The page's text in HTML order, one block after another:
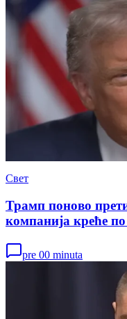
Свет
Трамп поново
компанија креће
pre 00 minuta